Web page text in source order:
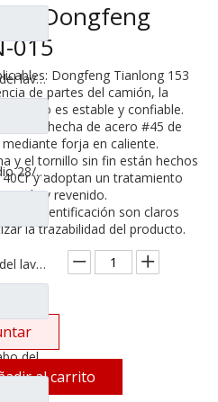
Engranaje medio del ángulo del lavabo del puente para los recambios 42104456 del camión de SAIC Hongyan
Engranaje cónico de eje medio 28/21 para eje Ankai Benz, repuestos para camiones Foton Auman HFF2502038/39CK1BZ
Engranaje medio del ángulo del lavabo del puente para los recambios 5801845742 del camión de SAIC Hongyan
Engranaje del ángulo del lavabo del puente medio para los recambios 81.35199.6535 de Shamcan DelongTruck
Dongfeng
015
Dongfeng Tianlong 153
de partes del camión, la
producto es estable y confiable.
está hecha de acero #45 de
forja en caliente.
y el tornillo sin fin están hechos
y adoptan un tratamiento
y revenido.
y la identificación son claros
la trazabilidad del producto.
al carrito